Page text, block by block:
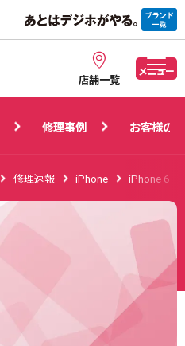
店舗一覧
メニュー
修理事例 お客様の声
修理事例 お客様の声
修理速報 iPhone iPhone 6